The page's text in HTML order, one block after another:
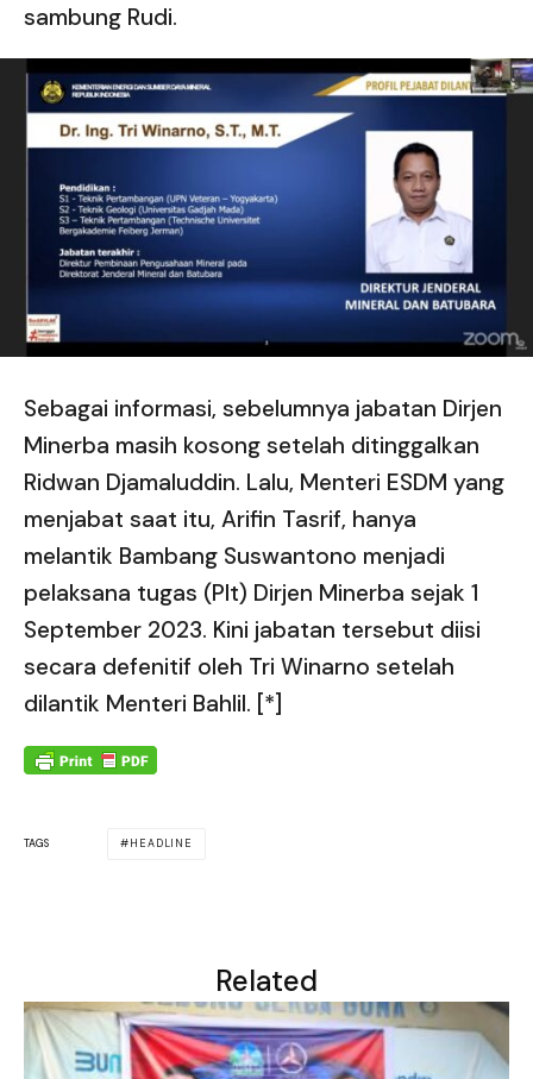
sambung Rudi.
Sebagai informasi, sebelumnya jabatan Dirjen
Minerba masih kosong setelah ditinggalkan
Ridwan Djamaluddin. Lalu, Menteri ESDM yang
menjabat saat itu, Arifin Tasrif, hanya
melantik Bambang Suswantono menjadi
pelaksana tugas (Plt) Dirjen Minerba sejak 1
September 2023. Kini jabatan tersebut diisi
secara defenitif oleh Tri Winarno setelah
dilantik Menteri Bahlil. [*]
TAGS HEADLINE
Related